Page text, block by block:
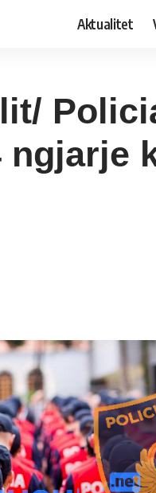
Aktualitet
ngjarje